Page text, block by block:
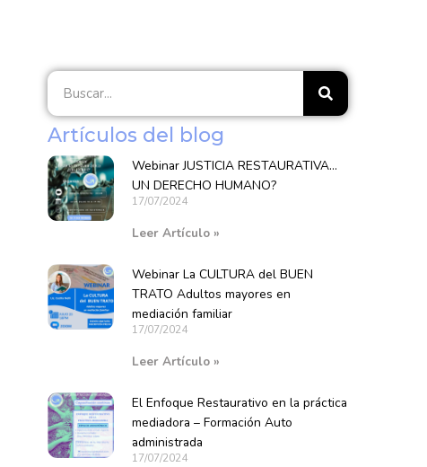
Artículos del blog
Webinar JUSTICIA RESTAURATIVA…
UN DERECHO HUMANO?
17/07/2024
Leer Artículo »
Webinar La CULTURA del BUEN
TRATO Adultos mayores en
mediación familiar
17/07/2024
Leer Artículo »
El Enfoque Restaurativo en la práctica
mediadora – Formación Auto
administrada
17/07/2024